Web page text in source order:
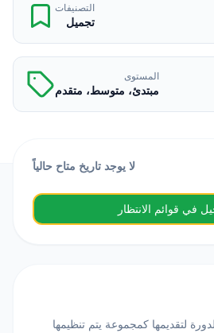
التصنيفات
تجميل
المستوى
مبتدئ، متوسط، متقدم
لا يوجد تاريخ متاح حالياً
في قوائم الانتظار
لتقديمها كمجموعة يتم تنظيمها